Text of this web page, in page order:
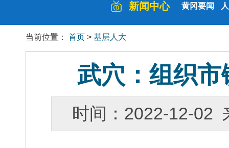
新闻中心 黄冈要闻
当前位置： 首页 > 基层人大
武穴：组织
时间：2022-12-